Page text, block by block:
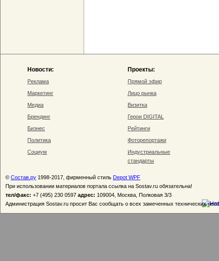
Новости:
Реклама
Маркетинг
Медиа
Брендинг
Бизнес
Политика
Социум
Проекты:
Прямой эфир
Лицо рынка
Визитка
Герои DIGITAL
Рейтинги
Фоторепортажи
Индустриальные
стандарты
© Состав.ру 1998-2017, фирменный стиль Depot WPF
При использовании материалов портала ссылка на Sostav.ru обязательна!
тел/факс: +7 (495) 230 0597 адрес: 109004, Москва, Полковая 3/3
Администрация Sostav.ru просит Вас сообщать о всех замеченных технических